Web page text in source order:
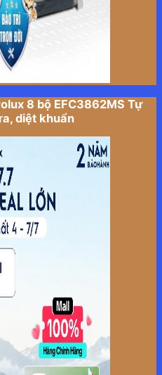
8 bộ EFC3862MS Tự
diệt khuẩn